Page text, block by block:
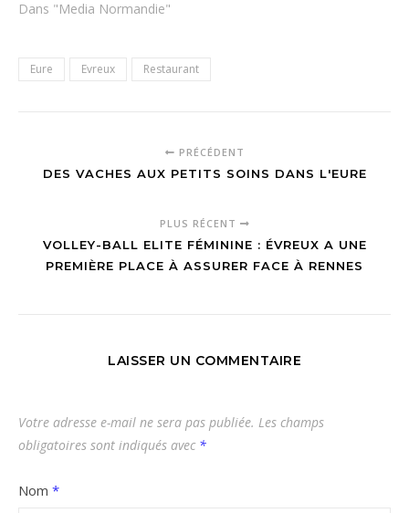
Dans "Media Normandie"
Eure Evreux Restaurant
PRÉCÉDENT
DES VACHES AUX PETITS SOINS DANS L'EURE
PLUS RÉCENT
VOLLEY-BALL ELITE FÉMININE : ÉVREUX A UNE
PREMIÈRE PLACE À ASSURER FACE À RENNES
LAISSER UN COMMENTAIRE
Votre adresse e-mail ne sera pas publiée. Les champs
obligatoires sont indiqués avec *
Nom *